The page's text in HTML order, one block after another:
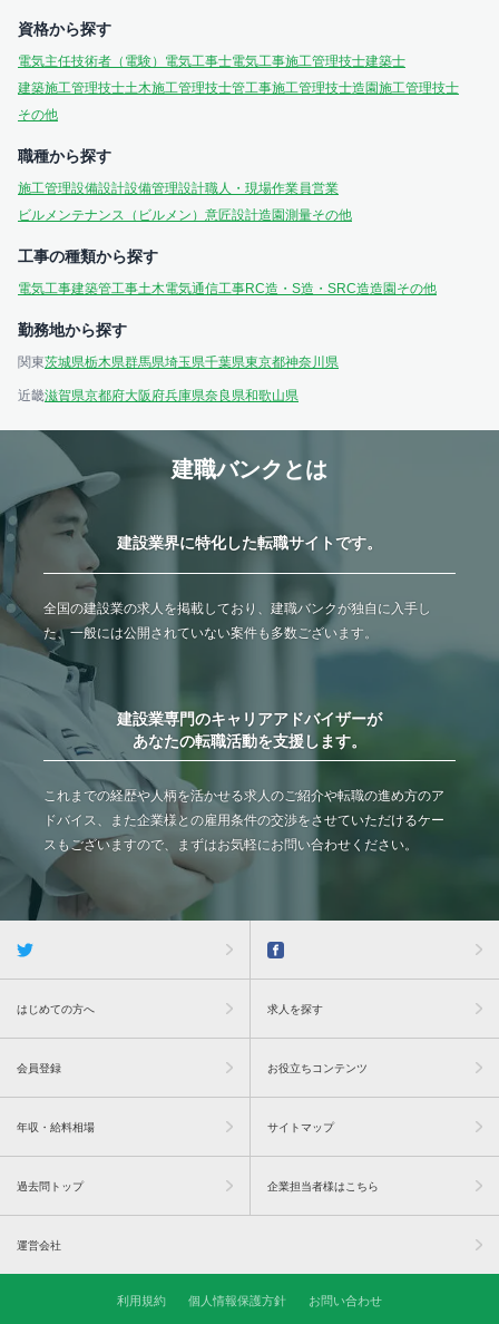
資格から探す
電気主任技術者（電験） 電気工事士電気工事施工管理技士建築士
建築施工管理技士土木施工管理技士管工事施工管理技士造園施工管理技士
その他
職種から探す
施工管理設備設計設備管理設計職人・現場作業員営業
ビルメンテナンス（ビルメン） 意匠設計造園測量その他
工事の種類から探す
電気工事建築管工事土木電気通信工事RC造・S造・SRC造造園 その他
勤務地から探す
関東茨城県栃木県群馬県埼玉県千葉県東京都神奈川県
近畿滋賀県京都府大阪府兵庫県奈良県和歌山県
建職バンクとは
建設業界に特化した転職サイトです。
全国の建設業の求人を掲載しており、建職バンクが独自に入手し
た、一般には公開されていない案件も多数ございます。
建設業専門のキャリアアドバイザーが
あなたの転職活動を支援します。
これまでの経歴や人柄を活かせる求人のご紹介や転職の進め方のア
ドバイス、また企業様との雇用条件の交渉をさせていただけるケー
スもございますので、まずはお気軽にお問い合わせください。
はじめての方へ 求人を探す
会員登録 お役立ちコンテンツ
年収・給料相場 サイトマップ
過去問トップ 企業担当者様はこちら
運営会社
利用規約 個人情報保護方針 お問い合わせ